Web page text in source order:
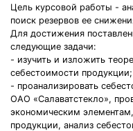
Цель курсовой работы -
поиск резервов ее
Для достижения
следующие задачи:
- изучить и изложить
себестоимости продукции;
- проанализировать
ОАО «Салаватстекло»,
экономическим
продукции, анализ